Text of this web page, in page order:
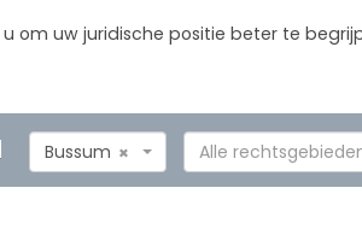
om uw juridische positie beter te
×
Bussum Alle